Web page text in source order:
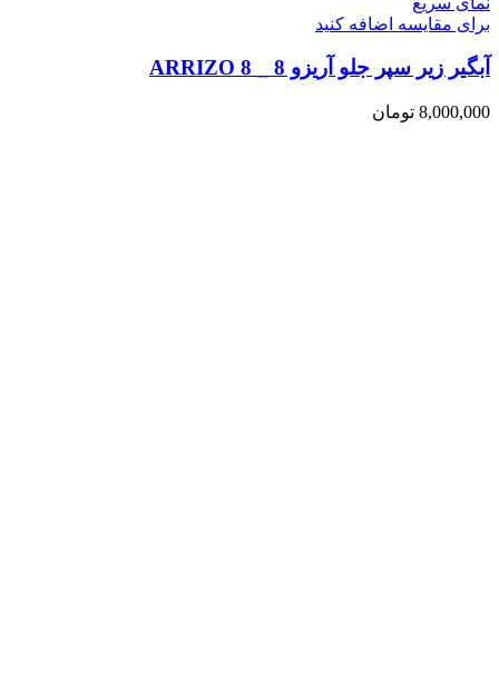
برای مقایسه اضافه کنید
آبگیر زیر سپر جلو آریزو 8 _ ARRIZO 8
8,000,000 تومان